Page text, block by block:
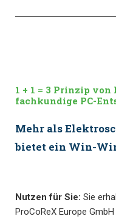
1 + 1 = 3 Prinzip von
fachkundige PC-
Mehr als
bietet ein Win-
Nutzen für Sie: Sie
ProCoReX Europe